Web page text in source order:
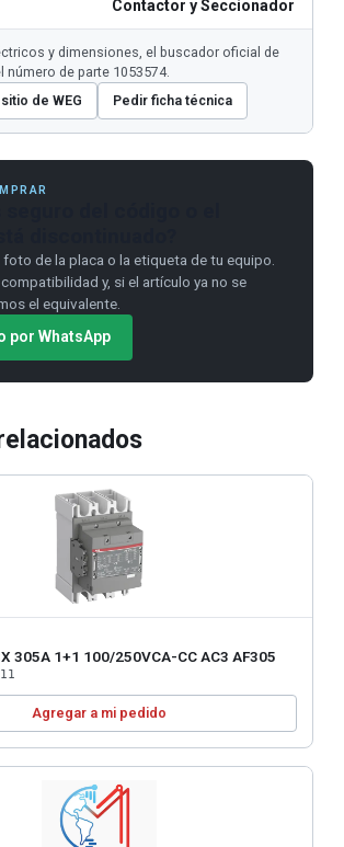
Contactor y Seccionador
y dimensiones, el buscador oficial de
número de parte 1053574.
de WEG
Pedir ficha técnica
de la placa o la etiqueta de tu equipo.
y, si el artículo ya no se
el equivalente.
por WhatsApp
305A 1+1 100/250VCA-CC AC3 AF305
Agregar a mi pedido